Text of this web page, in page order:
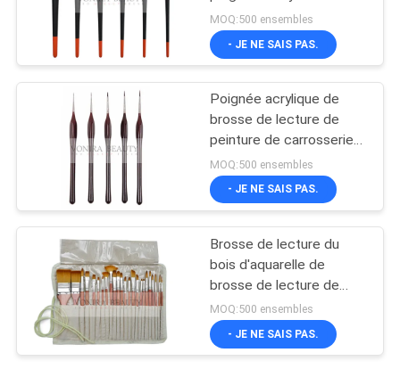
professionnelle de
maquillage
Brosse de lecture de
maquillage de
voyage
cheveux supérieurs
d'écureuil de qualité de
classe
MOQ:500 ensembles
- JE NE SAIS PAS.
Poignée acrylique de
brosse de lecture de
peinture de carrosserie
des cheveux 5PCS de
Kolinsky de Sibérien
MOQ:500 ensembles
- JE NE SAIS PAS.
Brosse de lecture du
bois d'aquarelle de
brosse de lecture de
peinture de carrosserie
d'artistes d'école avec la
trousse d'écolier
MOQ:500 ensembles
- JE NE SAIS PAS.